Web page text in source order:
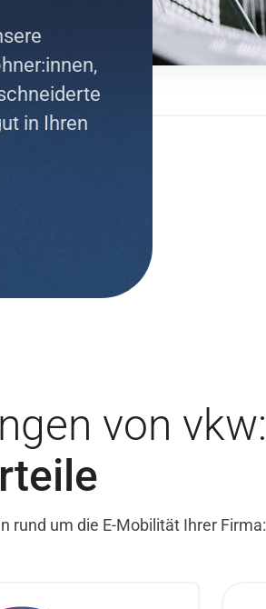
in Ihren
von vkw:
rund um die E-Mobilität Ihrer Firma: